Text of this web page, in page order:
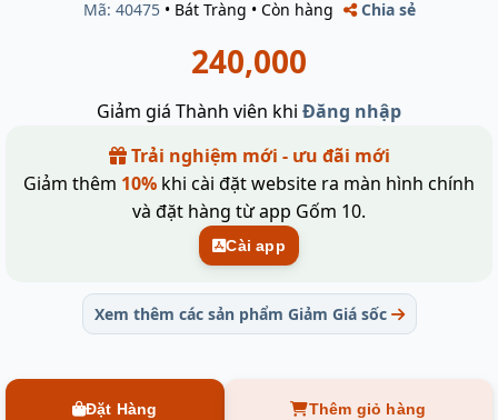
Mã: 40475 • Bát Tràng • Còn hàng Chia sẻ
240,000
Giảm giá Thành viên khi Đăng nhập
Trải nghiệm mới - ưu đãi mới
Giảm thêm 10% khi cài đặt website ra màn hình chính
và đặt hàng từ app Gốm 10.
Cài app
Xem thêm các sản phẩm Giảm Giá sốc
Đặt Hàng Thêm giỏ hàng